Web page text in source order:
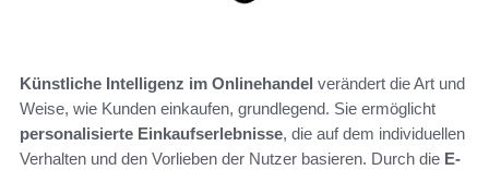
Künstliche Intelligenz im Onlinehandel verändert die Art und
Weise, wie Kunden einkaufen, grundlegend. Sie ermöglicht
personalisierte Einkaufserlebnisse, die auf dem individuellen
Verhalten und den Vorlieben der Nutzer basieren. Durch die E-